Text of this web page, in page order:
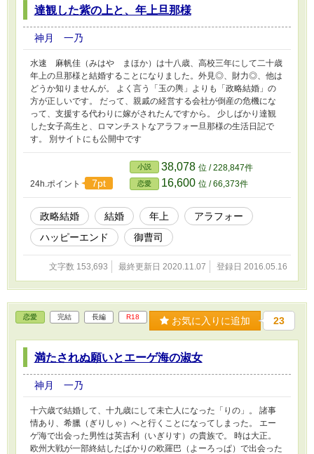
無論、顔役が厳選している故、おかしげな者は来ない。それどころ
か一度でも問題を起こしたαも街への出入りは禁止である。これは
他の娼館ではありえない。 この花の街に住むΩは大半が風俗を
「副業」として、一般社会で働いている。それがあっさり通るの
いる。大抵、他のΩに尊敬されている。 そんな都市を舞台にし
た、摩訶不思議なお話。
達観した紫の上と、年上旦那様
神月 一乃
水速 麻帆佳（みはや まほか）は十八歳、高校三年にして二十歳
年上の旦那様と結婚することになりました。外見◎、財力◎、他は
どうか知りませんが。 よく言う「玉の輿」よりも「政略結婚」の
方が正しいです。 だって、親戚の経営する会社が倒産の危機にな
って、支援する代わりに嫁がされたんですから。 少しばかり達観
した女子高生と、ロマンチストなアラフォー旦那様の生活日記で
す。 別サイトにも公開中です
24h.ポイント 7pt
小説 38,078 位 / 228,847件
恋愛 16,600 位 / 66,373件
政略結婚 結婚 年上
アラフォー
ハッピーエンド
御曹司
文字数 153,693 最終更新日 2020.11.07 登録日 2016.05.16
恋愛 完結 長編 R18 お気に入りに追加 23
満たされぬ願いとエーゲ海の淑女
神月 一乃
十六歳で結婚して、十九歳にして未亡人になった「りの」。 諸事
情あり、希臘（ぎりしゃ）へと行くことになってしまった。 エー
ゲ海で出会った男性は英吉利（いぎりす）の貴族で。 時は大正。
欧州大戦が一部終結したばかりの欧羅巴（よーろっぱ）で出会った